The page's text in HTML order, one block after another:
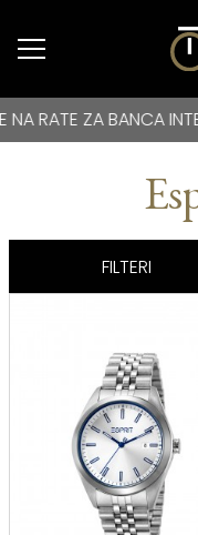
Idi do glavnog
BESPLATNA DOSTAVA
KARTICE
FILTERI